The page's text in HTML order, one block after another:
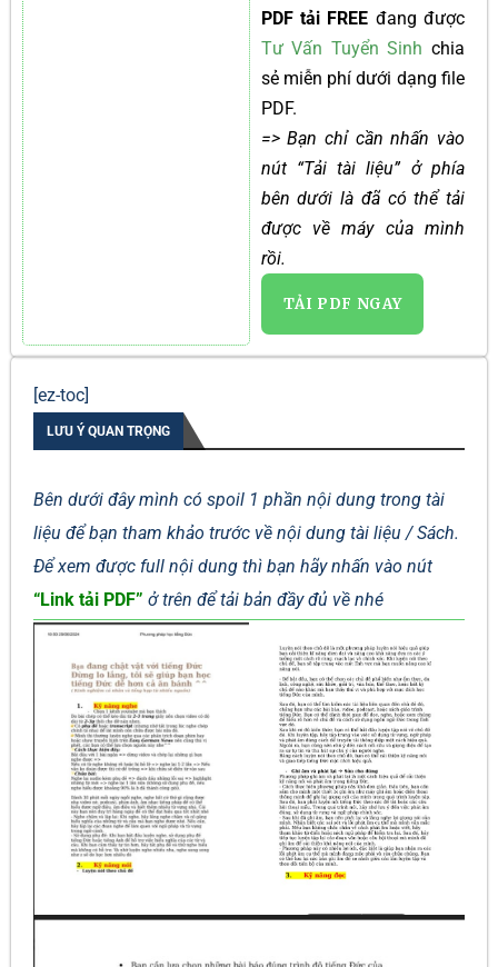
PDF tải FREE đang được
Tư Vấn Tuyển Sinh chia
sẻ miễn phí dưới dạng file
PDF.
=> Bạn chỉ cần nhấn vào
nút “Tải tài liệu” ở phía
bên dưới là đã có thể tải
được về máy của mình
rồi.
TẢI PDF NGAY
[ez-toc]
LƯU Ý QUAN TRỌNG
Bên dưới đây mình có spoil 1 phần nội dung trong tài
liệu để bạn tham khảo trước về nội dung tài liệu / Sách.
Để xem được full nội dung thì bạn hãy nhấn vào nút
“Link tải PDF” ở trên để tải bản đầy đủ về nhé